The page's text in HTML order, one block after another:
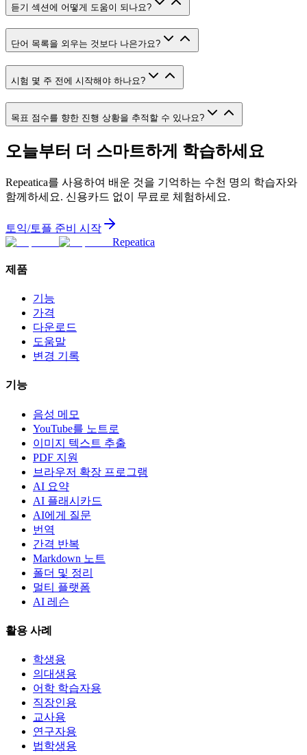
듣기 섹션에 어떻게 도움이 되나요?
단어 목록을 외우는 것보다 나은가요?
시험 몇 주 전에 시작해야 하나요?
목표 점수를 향한 진행 상황을 추적할 수 있나요?
오늘부터 더 스마트하게 학습하세요
Repeatica를 사용하여 배운 것을 기억하는 수천 명의 학습자와
함께하세요. 신용카드 없이 무료로 체험하세요.
토익/토플 준비 시작
Repeatica
제품
기능
가격
다운로드
도움말
변경 기록
기능
음성 메모
YouTube를 노트로
이미지 텍스트 추출
PDF 지원
브라우저 확장 프로그램
AI 요약
AI 플래시카드
AI에게 질문
번역
간격 반복
Markdown 노트
폴더 및 정리
멀티 플랫폼
AI 레슨
활용 사례
학생용
의대생용
어학 학습자용
직장인용
교사용
연구자용
법학생용